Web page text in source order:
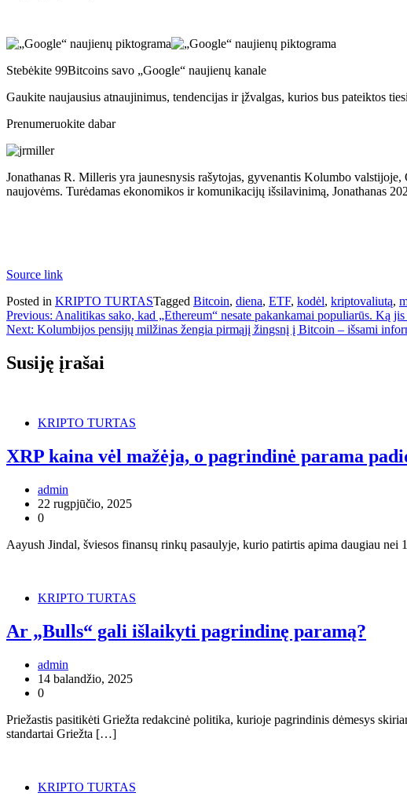
Stebėkite 99Bitcoins savo „Google“ naujienų kanale
Gaukite naujausius atnaujinimus, tendencijas ir įžvalgas, kurios bus pateiktos
Prenumeruokite dabar
Jonathanas R. Milleris yra jaunesnysis rašytojas, gyvenantis Kolumbo
naujovėms. Turėdamas ekonomikos ir komunikacijų išsilavinimą, Jonathanas
Source link
Posted in KRIPTO TURTASTagged Bitcoin, diena, ETF, kodėl, kriptovaliutą,
Navigacija
tarp
įrašų
Previous: Analitikas sako, kad „Ethereum“ nesate pakankamai populiarūs. Ką
Next: Kolumbijos pensijų milžinas žengia pirmąjį žingsnį į Bitcoin – išsami
Susiję įrašai
KRIPTO TURTAS
XRP kaina vėl mažėja, o pagrindinė parama
admin
22 rugpjūčio, 2025
0
Aayush Jindal, šviesos finansų rinkų pasaulyje, kurio patirtis apima daugiau
KRIPTO TURTAS
Ar „Bulls“ gali išlaikyti pagrindinę paramą?
admin
14 balandžio, 2025
0
Priežastis pasitikėti Griežta redakcinė politika, kurioje pagrindinis dėmesys
standartai Griežta […]
KRIPTO TURTAS